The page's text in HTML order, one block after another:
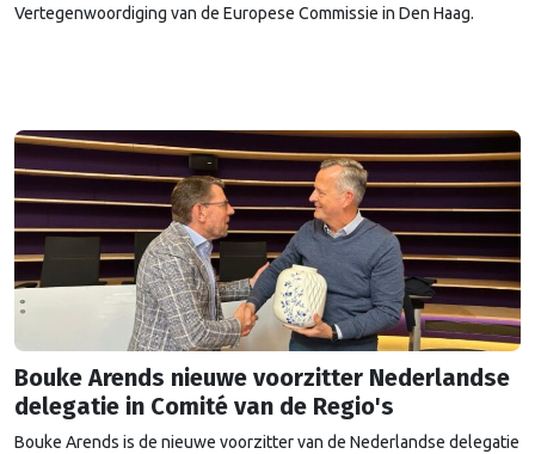
Vertegenwoordiging van de Europese Commissie in Den Haag.
Bouke Arends nieuwe voorzitter Nederlandse
delegatie in Comité van de Regio's
Bouke Arends is de nieuwe voorzitter van de Nederlandse delegatie